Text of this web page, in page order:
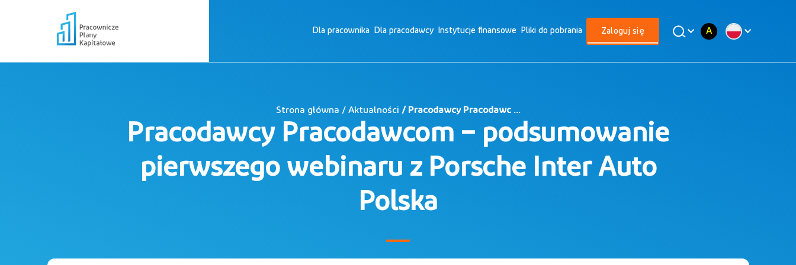
Dla pracownika Dla pracodawcy Instytucje finansowe Pliki do pobrania Zaloguj się A
Strona główna / Aktualności / Pracodawcy Pracodawc ...
Pracodawcy Pracodawcom – podsumowanie
pierwszego webinaru z Porsche Inter Auto
Polska